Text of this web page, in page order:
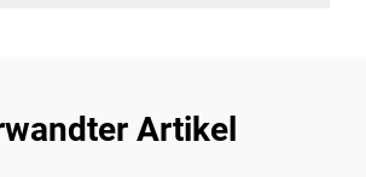
Artikel